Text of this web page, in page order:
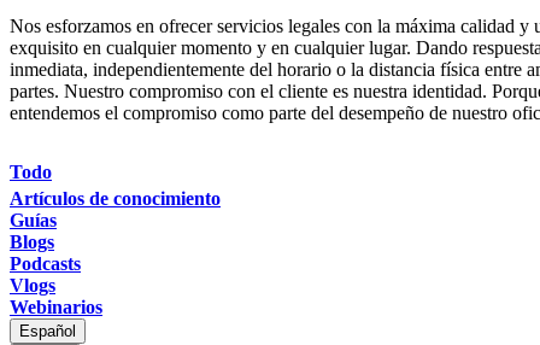
Nos esforzamos en ofrecer servicios legales con la máxima calidad y
exquisito en cualquier momento y en cualquier lugar. Dando
inmediata, independientemente del horario o la distancia física entre
partes. Nuestro compromiso con el cliente es nuestra identidad.
entendemos el compromiso como parte del desempeño de nuestro
Todo
Artículos de conocimiento
Guías
Blogs
Podcasts
Vlogs
Webinarios
Español